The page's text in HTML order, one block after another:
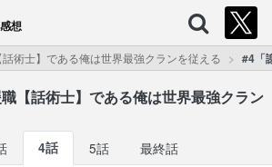
想
術士】である俺は世界最強クランを従える #4「
【話術士】である俺は世界最強クラン
4話 5話 最終話